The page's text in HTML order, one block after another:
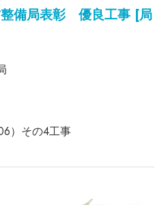
備局表彰 優良工事 [局
）その4工事